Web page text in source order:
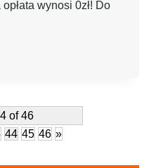
wynosi 0zł! Do
of 46
44 45 46 »